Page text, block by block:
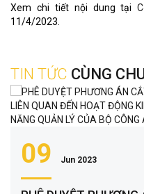
Xem chi tiết nội dung tại
11/4/2023.
TIN TỨC CÙNG
09 Jun 2023